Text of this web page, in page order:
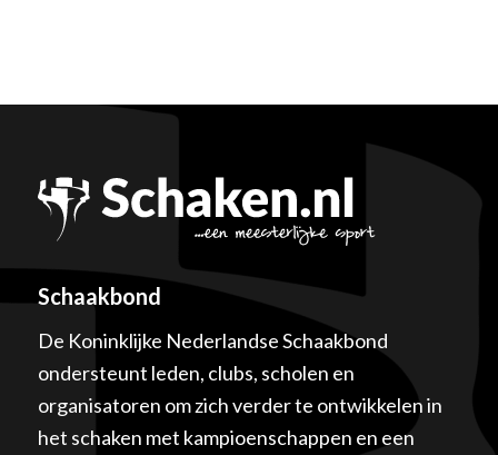
Schaakbond
De Koninklijke Nederlandse Schaakbond
ondersteunt leden, clubs, scholen en
organisatoren om zich verder te ontwikkelen in
het schaken met kampioenschappen en een